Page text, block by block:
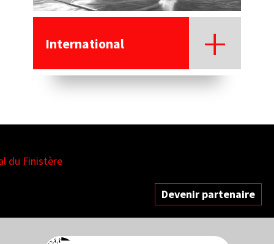
International
Devenir partenaire